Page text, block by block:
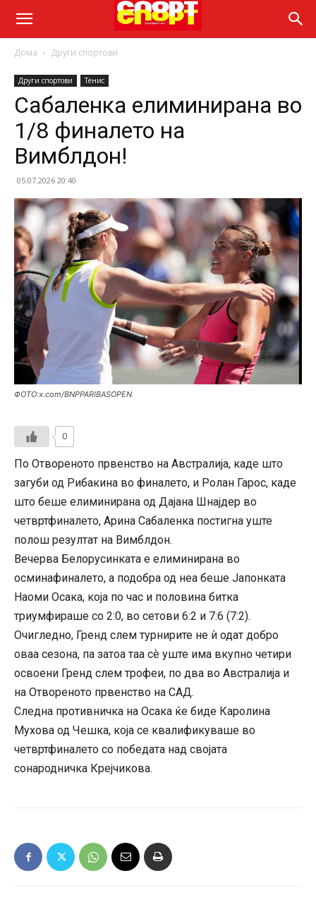
Дома Други спортови
Други спортови Тенис
Сабаленка елиминирана во
1/8 финалето на
Вимблдон!
05.07.2026 20:40
ФОТО:x.com/BNPPARIBASOPEN
0
По Отвореното првенство на Австралија, каде што
загуби од Рибакина во финалето, и Ролан Гарос, каде
што беше елиминирана од Дајана Шнајдер во
четвртфиналето, Арина Сабаленка постигна уште
полош резултат на Вимблдон.
Вечерва Белорусинката е елиминирана во
осминафиналето, а подобра од неа беше Јапонката
Наоми Осака, која по час и половина битка
триумфираше со 2:0, во сетови 6:2 и 7:6 (7:2).
Очигледно, Гренд слем турнирите не ѝ одат добро
оваа сезона, па затоа таа сè уште има вкупно четири
освоени Гренд слем трофеи, по два во Австралија и
на Отвореното првенство на САД.
Следна противничка на Осака ќе биде Каролина
Мухова од Чешка, која се квалификуваше во
четвртфиналето со победата над својата
сонародничка Крејчикова.